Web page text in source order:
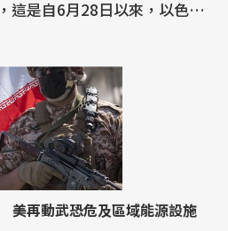
再動武恐危及區域能源設施